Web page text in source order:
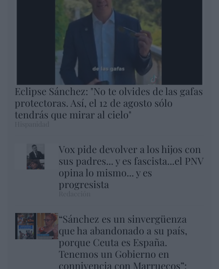
Eclipse Sánchez: "No te olvides de las gafas
protectoras. Así, el 12 de agosto sólo
tendrás que mirar al cielo"
Vox pide devolver a los hijos con
sus padres... y es fascista...el PNV
opina lo mismo... y es
progresista
“Sánchez es un sinvergüenza
que ha abandonado a su país,
porque Ceuta es España.
Tenemos un Gobierno en
connivencia con Marruecos”: